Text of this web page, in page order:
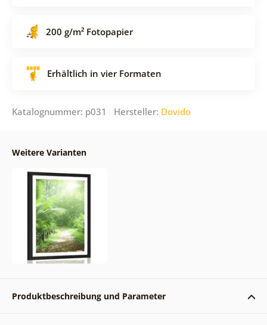
200 g/m² Fotopapier
Erhältlich in vier Formaten
Katalognummer: p031 Hersteller: Dovido
Weitere Varianten
Produktbeschreibung und Parameter